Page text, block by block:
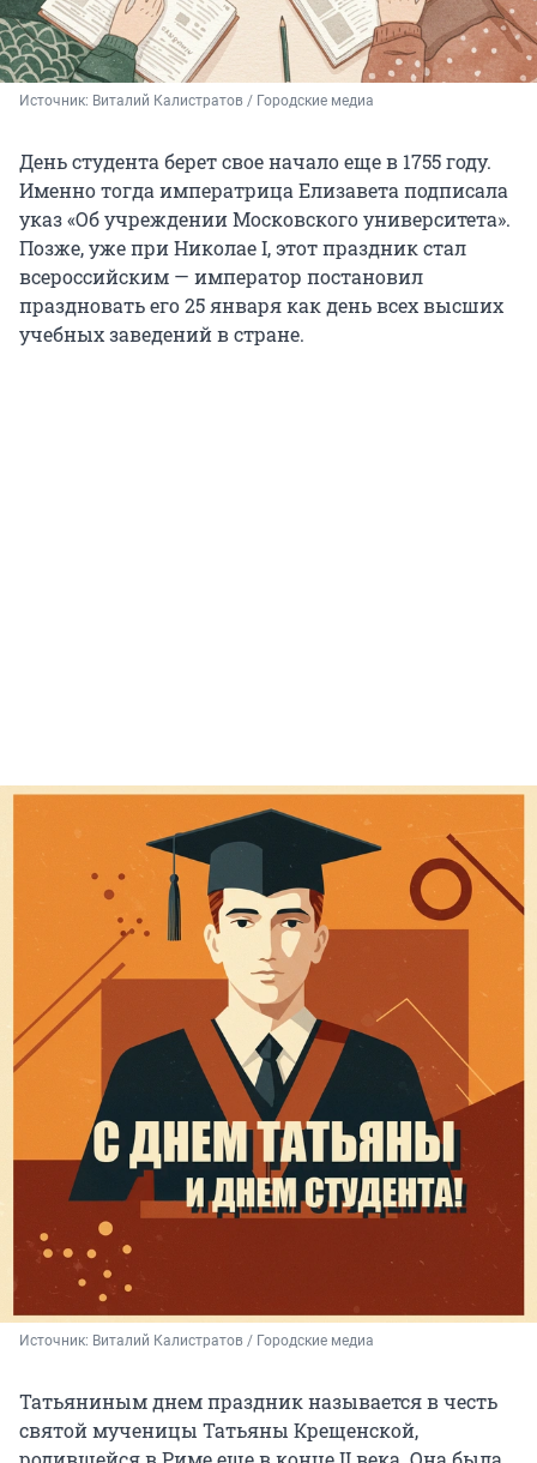
Источник: Виталий Калистратов / Городские медиа
День студента берет свое начало еще в 1755 году.
Именно тогда императрица Елизавета подписала
указ «Об учреждении Московского университета».
Позже, уже при Николае I, этот праздник стал
всероссийским — император постановил
праздновать его 25 января как день всех высших
учебных заведений в стране.
Источник: Виталий Калистратов / Городские медиа
Татьяниным днем праздник называется в честь
святой мученицы Татьяны Крещенской,